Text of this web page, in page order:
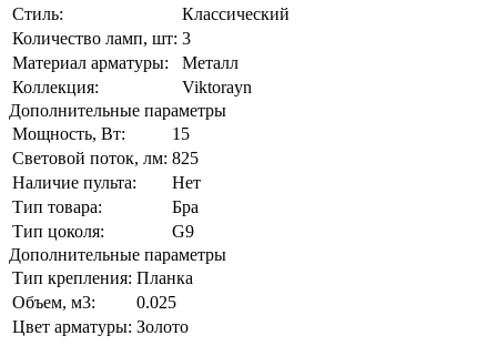
Стиль:
Классический
Количество ламп, шт: 3
Материал арматуры:
Металл
Коллекция:
Viktorayn
Дополнительные параметры
Мощность, Вт:
15
Световой поток, лм: 825
Наличие пульта:
Нет
Тип товара:
Бра
Тип цоколя:
G9
Дополнительные параметры
Тип крепления: Планка
Объем, м3:
0.025
Цвет арматуры: Золото